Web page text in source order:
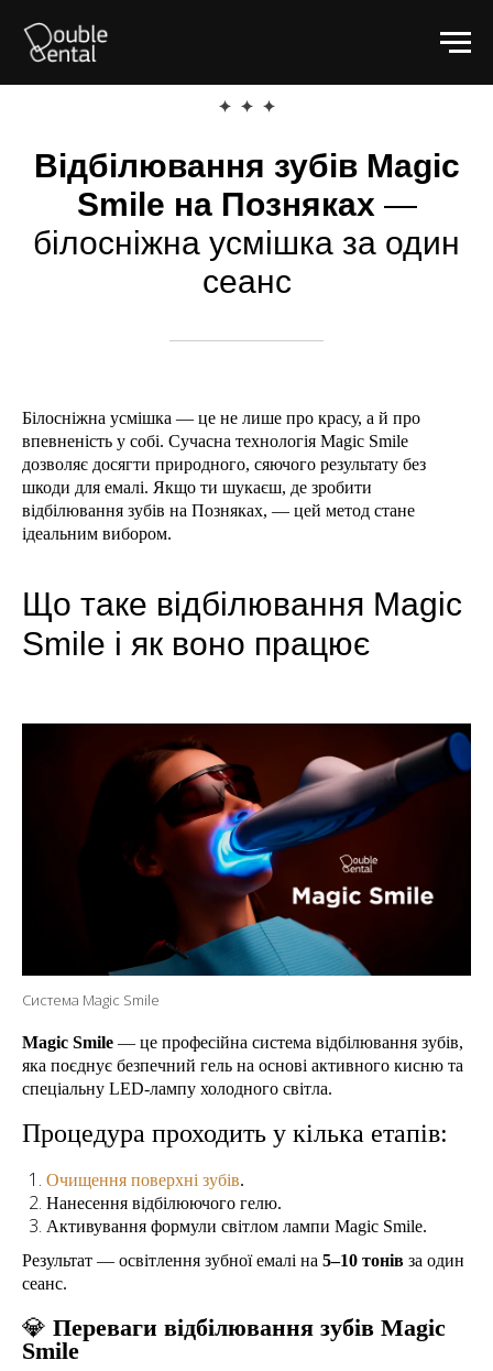
Відбілювання зубів Magic
Smile на Позняках —
білосніжна усмішка за один
сеанс
Білосніжна усмішка — це не лише про красу, а й про
впевненість у собі. Сучасна технологія Magic Smile
дозволяє досягти природного, сяючого результату без
шкоди для емалі. Якщо ти шукаєш, де зробити
відбілювання зубів на Позняках, — цей метод стане
ідеальним вибором.
Що таке відбілювання Magic
Smile і як воно працює
Система Magic Smile
Magic Smile — це професійна система відбілювання зубів,
яка поєднує безпечний гель на основі активного кисню та
спеціальну LED-лампу холодного світла.
Процедура проходить у кілька етапів:
Очищення поверхні зубів.
Нанесення відбілюючого гелю.
Активування формули світлом лампи Magic Smile.
Результат — освітлення зубної емалі на 5–10 тонів за один
сеанс.
💎 Переваги відбілювання зубів Magic
Smile